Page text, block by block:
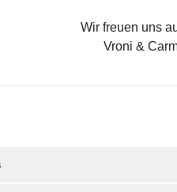
Wir freuen uns
Vroni &